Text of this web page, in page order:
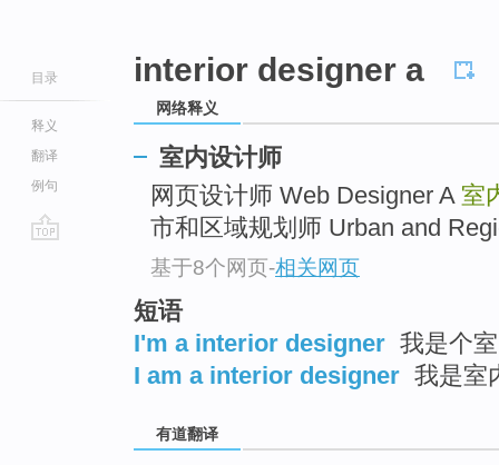
目录
释义
翻译
例句
interior designer a
网络释义
室内设计师
网页设计师 Web Designer A 室
市和区域规划师 Urban and
基于8个网页-相关网页
短语
I'm a interior designer 我是个
I am a interior designer 我是室
有道翻译